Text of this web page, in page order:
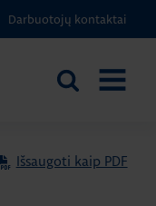
Darbuotojų kontaktai
Ieškoti
Išsaugoti kaip PDF